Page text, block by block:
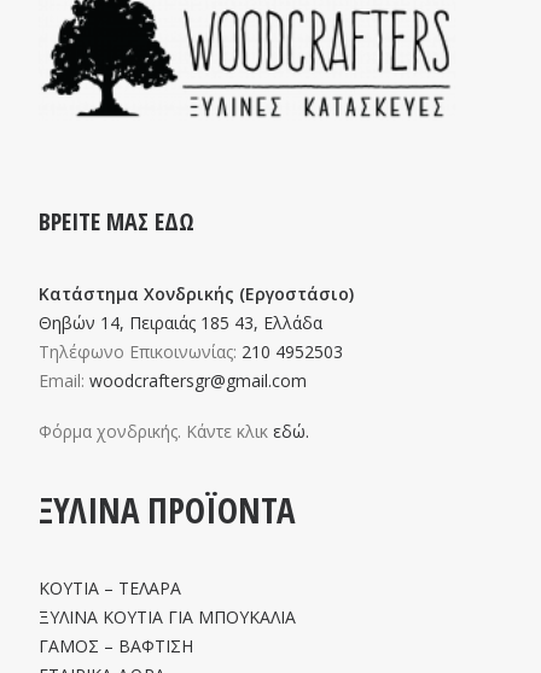
ΒΡΕΙΤΕ ΜΑΣ ΕΔΩ
Κατάστημα Χονδρικής (Εργοστάσιο)
Θηβών 14, Πειραιάς 185 43, Ελλάδα
Τηλέφωνο Επικοινωνίας: 210 4952503
Email: woodcraftersgr@gmail.com
Φόρμα χονδρικής. Κάντε κλικ εδώ.
ΞΥΛΙΝΑ ΠΡΟΪΟΝΤΑ
ΚΟΥΤΙΑ – ΤΕΛΑΡΑ
ΞΥΛΙΝΑ ΚΟΥΤΙΑ ΓΙΑ ΜΠΟΥΚΑΛΙΑ
ΓΑΜΟΣ – ΒΑΦΤΙΣΗ